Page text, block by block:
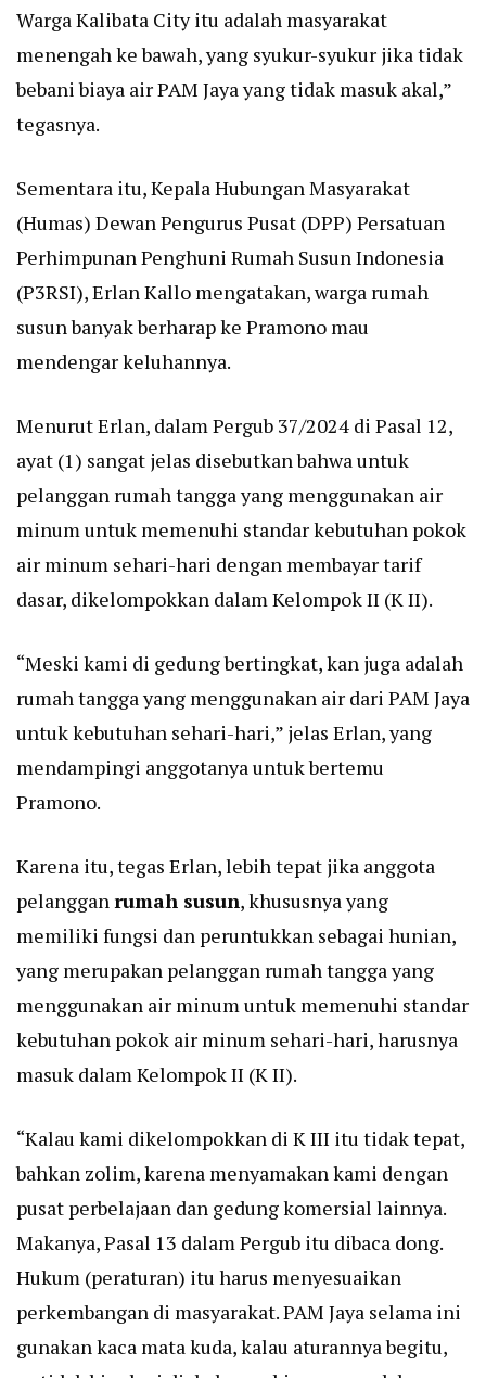
Warga Kalibata City itu adalah masyarakat
menengah ke bawah, yang syukur-syukur jika tidak
bebani biaya air PAM Jaya yang tidak masuk akal,”
tegasnya.
Sementara itu, Kepala Hubungan Masyarakat
(Humas) Dewan Pengurus Pusat (DPP) Persatuan
Perhimpunan Penghuni Rumah Susun Indonesia
(P3RSI), Erlan Kallo mengatakan, warga rumah
susun banyak berharap ke Pramono mau
mendengar keluhannya.
Menurut Erlan, dalam Pergub 37/2024 di Pasal 12,
ayat (1) sangat jelas disebutkan bahwa untuk
pelanggan rumah tangga yang menggunakan air
minum untuk memenuhi standar kebutuhan pokok
air minum sehari-hari dengan membayar tarif
dasar, dikelompokkan dalam Kelompok II (K II).
“Meski kami di gedung bertingkat, kan juga adalah
rumah tangga yang menggunakan air dari PAM Jaya
untuk kebutuhan sehari-hari,” jelas Erlan, yang
mendampingi anggotanya untuk bertemu
Pramono.
Karena itu, tegas Erlan, lebih tepat jika anggota
pelangganrumah susun, khususnya yang
memiliki fungsi dan peruntukkan sebagai hunian,
yang merupakan pelanggan rumah tangga yang
menggunakan air minum untuk memenuhi standar
kebutuhan pokok air minum sehari-hari, harusnya
masuk dalam Kelompok II (K II).
“Kalau kami dikelompokkan di K III itu tidak tepat,
bahkan zolim, karena menyamakan kami dengan
pusat perbelajaan dan gedung komersial lainnya.
Makanya, Pasal 13 dalam Pergub itu dibaca dong.
Hukum (peraturan) itu harus menyesuaikan
perkembangan di masyarakat. PAM Jaya selama ini
gunakan kaca mata kuda, kalau aturannya begitu,